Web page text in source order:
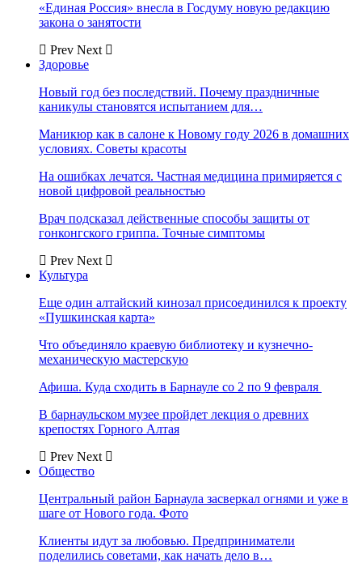
«Единая Россия» внесла в Госдуму новую редакцию
закона о занятости
Prev Next
Здоровье
Новый год без последствий. Почему праздничные
каникулы становятся испытанием для…
Маникюр как в салоне к Новому году 2026 в домашних
условиях. Советы красоты
На ошибках лечатся. Частная медицина примиряется с
новой цифровой реальностью
Врач подсказал действенные способы защиты от
гонконгского гриппа. Точные симптомы
Prev Next
Культура
Еще один алтайский кинозал присоединился к проекту
«Пушкинская карта»
Что объединяло краевую библиотеку и кузнечно-
механическую мастерскую
Афиша. Куда сходить в Барнауле со 2 по 9 февраля
В барнаульском музее пройдет лекция о древних
крепостях Горного Алтая
Prev Next
Общество
Центральный район Барнаула засверкал огнями и уже в
шаге от Нового года. Фото
Клиенты идут за любовью. Предприниматели
поделились советами, как начать дело в…